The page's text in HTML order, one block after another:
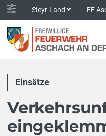
Steyr-Land FF
Einsätze